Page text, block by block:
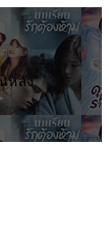
หลัง